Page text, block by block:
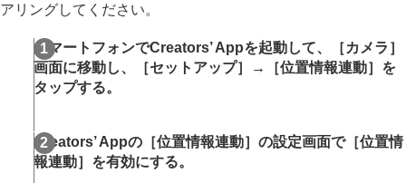
スマートフォンでできること
C3 Portal
Monitor & Control
カメラとスマートフォンをペアリングする（
スマートフォンに画像を転送する
カメラの電源OFF中に接続する
アリングしてください。
スマートフォンでCreators’ Appを起動して、
［カメラ］
画面に移動し、
［セットアップ］ → ［位置情報連動］ を
タップする。
Creators’ Appの ［位置情報連動］ の設定画面で［位置情
報連動］ を有効にする。